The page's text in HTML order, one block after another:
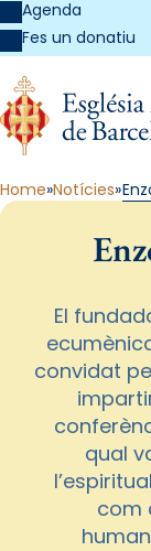
Agenda
Fes un donatiu
Home Notícies
El
convidat
qual
com